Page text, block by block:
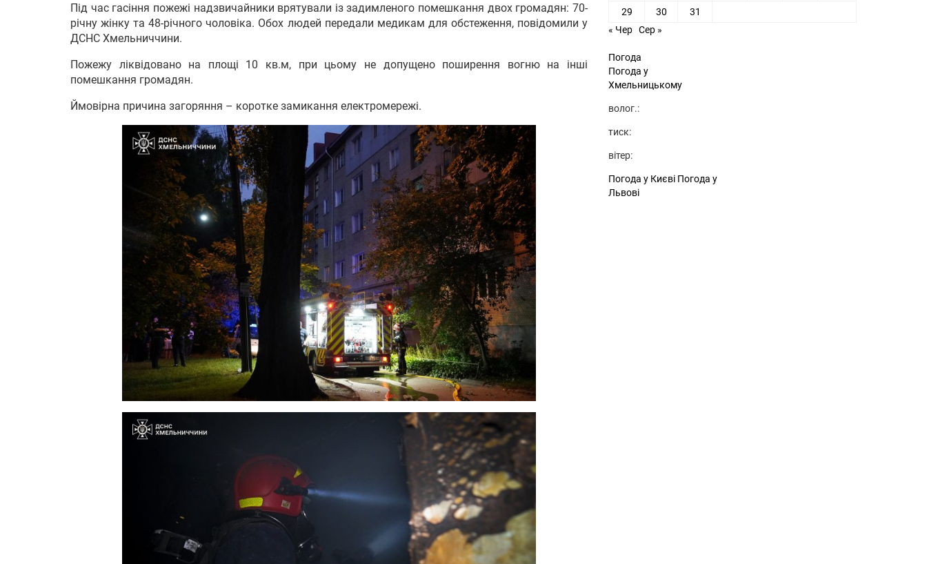
Під час гасіння пожежі надзвичайники врятували із задимленого помешкання двох громадян: 70-
річну жінку та 48-річного чоловіка. Обох людей передали медикам для обстеження, повідомили у
ДСНС Хмельниччини.
Пожежу ліквідовано на площі 10 кв.м, при цьому не допущено поширення вогню на інші
помешкання громадян.
Ймовірна причина загоряння – коротке замикання електромережі.
29
30
31
« Чер Сер »
Погода
Погода у
Хмельницькому
волог.:
тиск:
вітер:
Погода у Києві Погода у
Львові